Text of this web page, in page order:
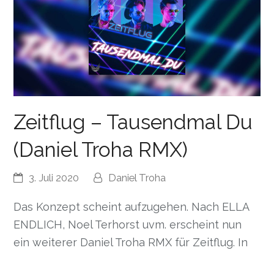
Zeitflug – Tausendmal Du
(Daniel Troha RMX)
3. Juli 2020 Daniel Troha
Das Konzept scheint aufzugehen. Nach ELLA
ENDLICH, Noel Terhorst uvm. erscheint nun
ein weiterer Daniel Troha RMX für Zeitflug. In